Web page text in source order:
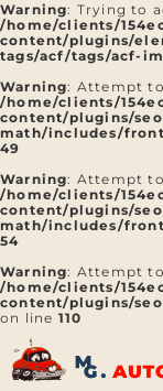
Warning: Trying to
/home/clients/
content/plugins/
tags/acf/tags/acf-
Warning: Attempt
/home/clients/
content/plugins/
math/includes/
49
Warning: Attempt
/home/clients/
content/plugins/
math/includes/
54
Warning: Attempt
/home/clients/
content/plugins/
on line 110